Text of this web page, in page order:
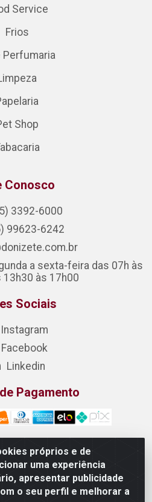
próprios e de
uma experiência
apresentar publicidade
o seu perfil e melhorar a
Service
Frios
Perfumaria
Shop
Conosco
3392-6000
99623-6242
a sexta-feira das 07h às
13h30 às 17h00
Sociais
Instagram
Facebook
Linkedin
Pagamento
DE ALIMENTOS S/A - Rua
Itaitinga/CE - CEP 61.887-
0001-05